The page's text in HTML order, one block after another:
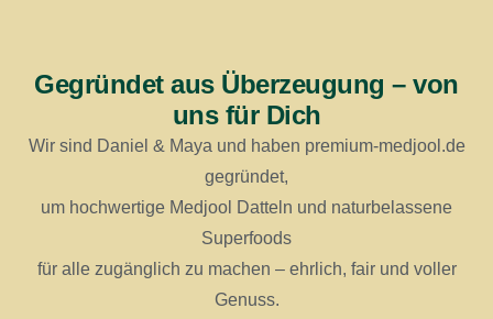
Gegründet aus Überzeugung – von
uns für Dich
Wir sind Daniel & Maya und haben premium-medjool.de
gegründet,
um hochwertige Medjool Datteln und naturbelassene
Superfoods
für alle zugänglich zu machen – ehrlich, fair und voller
Genuss.